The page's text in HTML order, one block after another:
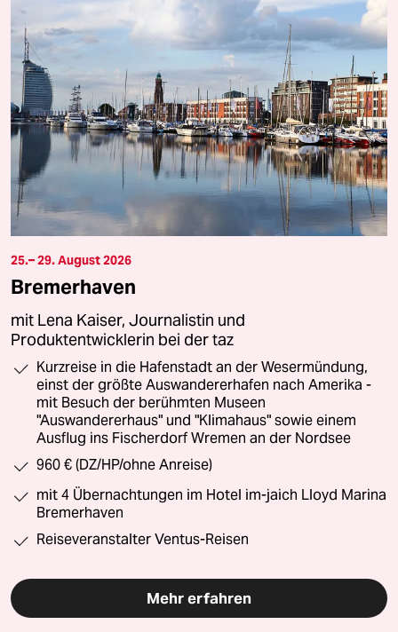
25.– 29. August 2026
Bremerhaven
mit Lena Kaiser, Journalistin und
Produktentwicklerin bei der taz
Kurzreise in die Hafenstadt an der Wesermündung,
einst der größte Auswandererhafen nach Amerika -
mit Besuch der berühmten Museen
"Auswandererhaus" und "Klimahaus" sowie einem
Ausflug ins Fischerdorf Wremen an der Nordsee
960 € (DZ/HP/ohne Anreise)
mit 4 Übernachtungen im Hotel im-jaich Lloyd Marina
Bremerhaven
Reiseveranstalter Ventus-Reisen
Mehr erfahren